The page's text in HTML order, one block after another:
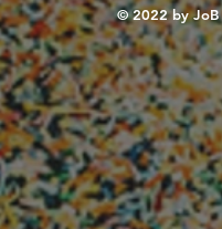
© 2022 by